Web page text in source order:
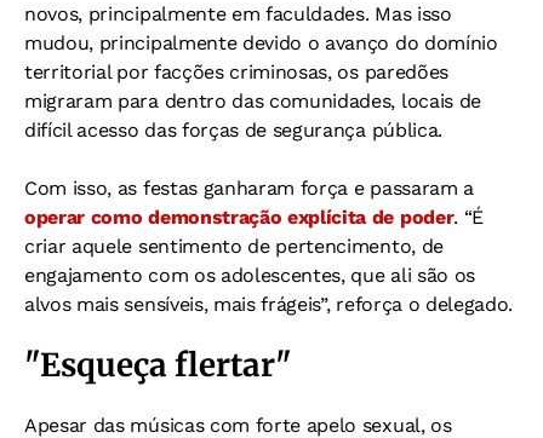
novos, principalmente em faculdades. Mas isso
mudou, principalmente devido o avanço do domínio
territorial por facções criminosas, os paredões
migraram para dentro das comunidades, locais de
difícil acesso das forças de segurança pública.
Com isso, as festas ganharam força e passaram a
operar como demonstração explícita de poder. “É
criar aquele sentimento de pertencimento, de
engajamento com os adolescentes, que ali são os
alvos mais sensíveis, mais frágeis”, reforça o delegado.
"Esqueça flertar"
Apesar das músicas com forte apelo sexual, os